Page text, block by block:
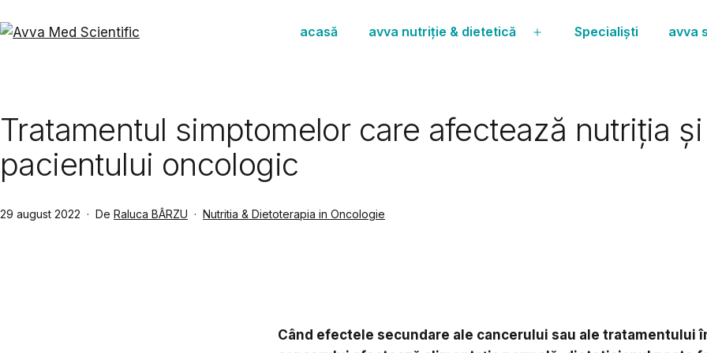
la
acasă avva nutriție & dietetică
Deschide
Specialiști avva
Tratamentul simptomelor care afectează nutriția
pacientului oncologic
Publicat
29 august 2022 De Raluca BÂRZU
Din
Nutritia & Dietoterapia in Oncologie
Când efectele secundare ale cancerului sau ale tratamentului